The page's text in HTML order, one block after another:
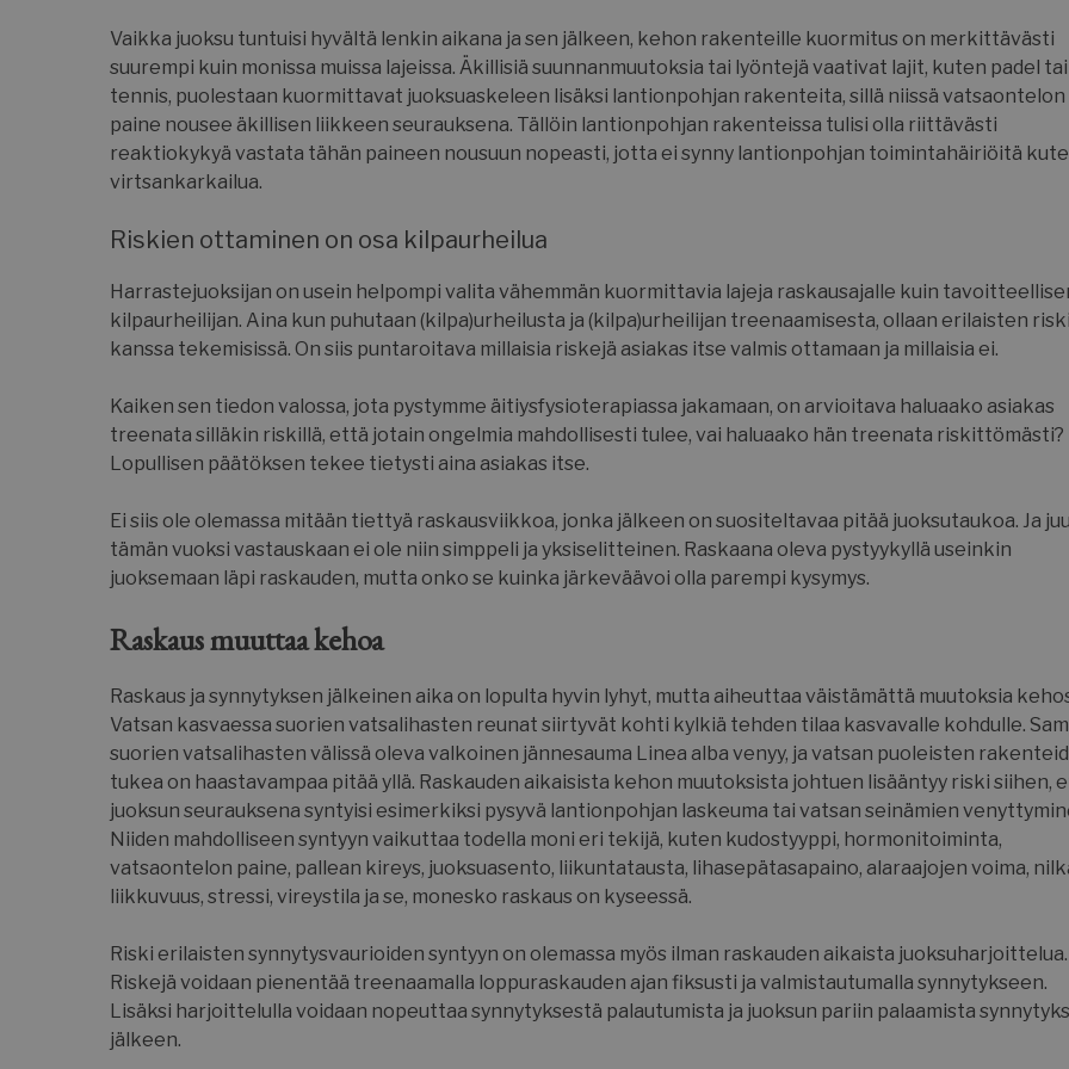
Vaikka juoksu tuntuisi hyvältä lenkin aikana ja sen jälkeen, kehon rakenteille kuormitus on merkittävästi
suurempi kuin monissa muissa lajeissa. Äkillisiä suunnanmuutoksia tai lyöntejä vaativat lajit, kuten padel tai
tennis, puolestaan kuormittavat juoksuaskeleen lisäksi lantionpohjan rakenteita, sillä niissä vatsaontelon
paine nousee äkillisen liikkeen seurauksena. Tällöin lantionpohjan rakenteissa tulisi olla riittävästi
reaktiokykyä vastata tähän paineen nousuun nopeasti, jotta ei synny lantionpohjan toimintahäiriöitä
virtsankarkailua.
Riskien ottaminen on osa kilpaurheilua
Harrastejuoksijan on usein helpompi valita vähemmän kuormittavia lajeja raskausajalle kuin
kilpaurheilijan. Aina kun puhutaan (kilpa)urheilusta ja (kilpa)urheilijan treenaamisesta, ollaan erilaisten
kanssa tekemisissä. On siis puntaroitava millaisia riskejä asiakas itse valmis ottamaan ja millaisia ei.
Kaiken sen tiedon valossa, jota pystymme äitiysfysioterapiassa jakamaan, on arvioitava haluaako asiakas
treenata silläkin riskillä, että jotain ongelmia mahdollisesti tulee, vai haluaako hän treenata riskittömästi?
Lopullisen päätöksen tekee tietysti aina asiakas itse.
Ei siis ole olemassa mitään tiettyä raskausviikkoa, jonka jälkeen on suositeltavaa pitää juoksutaukoa. Ja
tämän vuoksi vastauskaan ei ole niin simppeli ja yksiselitteinen. Raskaana oleva pystyykyllä useinkin
juoksemaan läpi raskauden, mutta onko se kuinka järkeväävoi olla parempi kysymys.
Raskaus muuttaa kehoa
Raskaus ja synnytyksen jälkeinen aika on lopulta hyvin lyhyt, mutta aiheuttaa väistämättä muutoksia
Vatsan kasvaessa suorien vatsalihasten reunat siirtyvät kohti kylkiä tehden tilaa kasvavalle kohdulle.
suorien vatsalihasten välissä oleva valkoinen jännesauma Linea alba venyy, ja vatsan puoleisten
tukea on haastavampaa pitää yllä. Raskauden aikaisista kehon muutoksista johtuen lisääntyy riski siihen,
juoksun seurauksena syntyisi esimerkiksi pysyvä lantionpohjan laskeuma tai vatsan seinämien
Niiden mahdolliseen syntyyn vaikuttaa todella moni eri tekijä, kuten kudostyyppi, hormonitoiminta,
vatsaontelon paine, pallean kireys, juoksuasento, liikuntatausta, lihasepätasapaino, alaraajojen voima,
liikkuvuus, stressi, vireystila ja se, monesko raskaus on kyseessä.
Riski erilaisten synnytysvaurioiden syntyyn on olemassa myös ilman raskauden aikaista juoksuharjoittelua.
Riskejä voidaan pienentää treenaamalla loppuraskauden ajan fiksusti ja valmistautumalla synnytykseen.
Lisäksi harjoittelulla voidaan nopeuttaa synnytyksestä palautumista ja juoksun pariin palaamista
jälkeen.
__cf_bm
Cloudflare Inc.
.usemessages.com
29 minuuttia
56 sekuntia
Tätä
Tämä on
CookieScriptConsent
CookieScript
www.suomenurheiluhierontakeskus.fi
4 viikkoa 2
päivää
Cookie-
käyttää
toimii
VISITOR_PRIVACY_METADATA
kanssa.
kävijän
__cf_bm
Cloudflare Inc.
.hubspot.com
29 minuuttia
57 sekuntia
Tätä
Tämä on
tehdä
__cf_bm
Cloudflare Inc.
.hubspotusercontent-eu1.net
29 minuuttia
58 sekuntia
Tätä
Tämä on
tehdä
.hs-scripts.com
Tämä on
tehdä
Google tietosuojakäytäntöön